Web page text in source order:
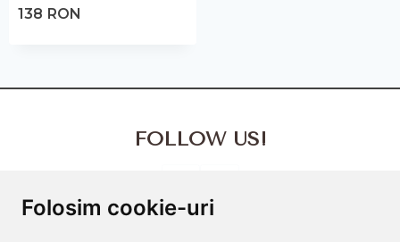
Folosim cookie-uri
138 RON
FOLLOW US!